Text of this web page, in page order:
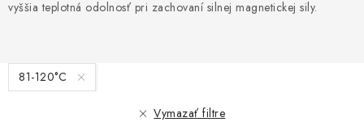
O nás Obchodné podmienky
Odstúpenie od zmluvy
vyššia teplotná odolnosť pri zachovaní silnej magnetickej sily.
V
ý
81-120°C
Vymazať filtre